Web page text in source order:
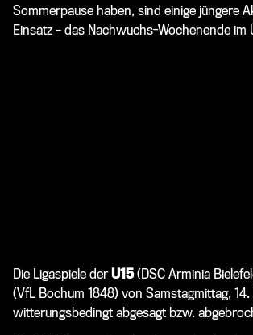
Sommerpause haben, sind einige jüngere
Einsatz – das Nachwuchs-Wochenende im
Die Ligaspiele derU15(DSC Arminia
(VfL Bochum 1848) von Samstagmittag,
witterungsbedingt abgesagt bzw.